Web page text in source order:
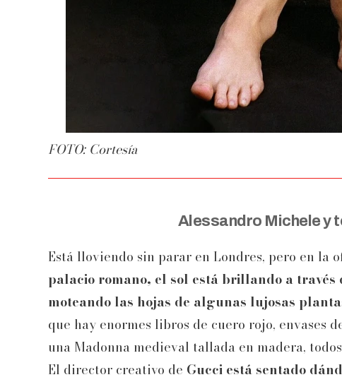
FOTO: Cortesía
Alessandro Michele y
Está lloviendo sin parar en Londres, pero en la
palacio romano, el sol está brillando a través
moteando las hojas de algunas lujosas
que hay enormes libros de cuero rojo, envases
una Madonna medieval tallada en madera,
El director creativo de Gucci está sentado